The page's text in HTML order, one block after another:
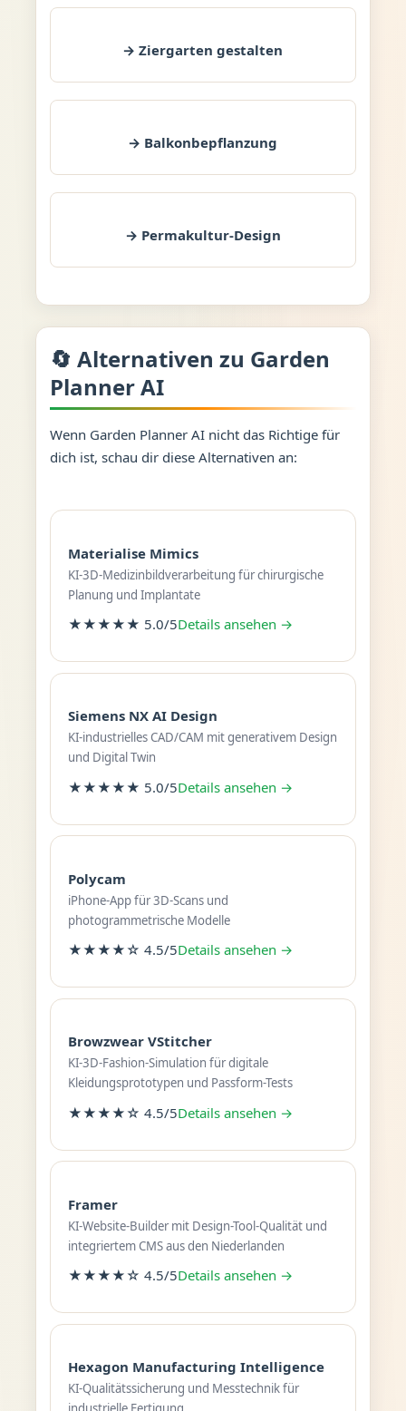
→ Ziergarten gestalten
→ Balkonbepflanzung
→ Permakultur-Design
🔄 Alternativen zu Garden
Planner AI
Wenn Garden Planner AI nicht das Richtige für
dich ist, schau dir diese Alternativen an:
Materialise Mimics
KI-3D-Medizinbildverarbeitung für chirurgische
Planung und Implantate
★★★★★ 5.0/5Details ansehen →
Siemens NX AI Design
KI-industrielles CAD/CAM mit generativem Design
und Digital Twin
★★★★★ 5.0/5Details ansehen →
Polycam
iPhone-App für 3D-Scans und
photogrammetrische Modelle
★★★★☆ 4.5/5Details ansehen →
Browzwear VStitcher
KI-3D-Fashion-Simulation für digitale
Kleidungsprototypen und Passform-Tests
★★★★☆ 4.5/5Details ansehen →
Framer
KI-Website-Builder mit Design-Tool-Qualität und
integriertem CMS aus den Niederlanden
★★★★☆ 4.5/5Details ansehen →
Hexagon Manufacturing Intelligence
KI-Qualitätssicherung und Messtechnik für